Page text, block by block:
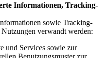
Informationen, Tracking-
sowie Tracking-
verwandt werden:
und Services sowie zur
Benutzungsmuster zur